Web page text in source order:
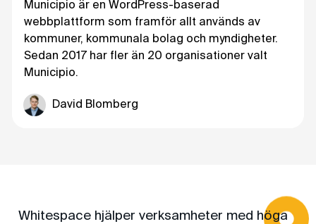
Municipio är en WordPress-baserad
webbplattform som framför allt används av
kommuner, kommunala bolag och myndigheter.
Sedan 2017 har fler än 20 organisationer valt
Municipio.
David Blomberg
Whitespace hjälper verksamheter med höga